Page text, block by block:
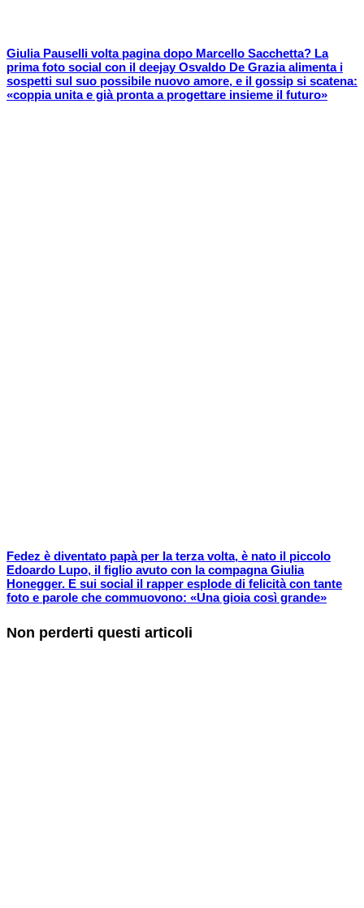
Giulia Pauselli volta pagina dopo Marcello Sacchetta? La
prima foto social con il deejay Osvaldo De Grazia alimenta i
sospetti sul suo possibile nuovo amore, e il gossip si scatena:
«coppia unita e già pronta a progettare insieme il futuro»
Fedez è diventato papà per la terza volta, è nato il piccolo
Edoardo Lupo, il figlio avuto con la compagna Giulia
Honegger. E sui social il rapper esplode di felicità con tante
foto e parole che commuovono: «Una gioia così grande»
Non perderti questi articoli